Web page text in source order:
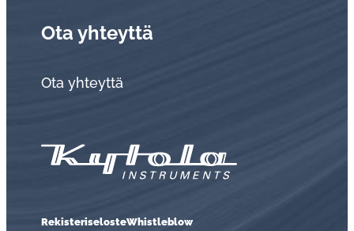
Ota yhteyttä
Ota yhteyttä
RekisteriselosteWhistleblow